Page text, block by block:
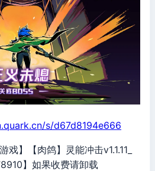
s/d67d8194e666
戏】【肉鸽】灵能冲击v1.1.11_
】如果收费请卸载